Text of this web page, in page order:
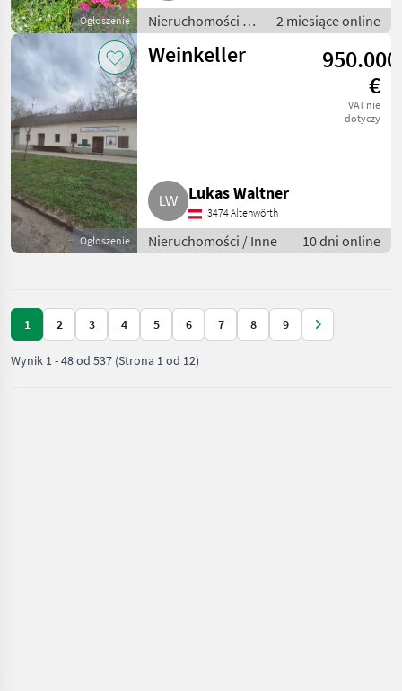
Ogłoszenie
Nieruchomości /
Gospodarstwa
2 miesiące online
Ogłoszenie
Weinkeller
950.000
€
VAT nie
dotyczy
Lukas Waltner
3474 Altenwörth
Nieruchomości / Inne 10 dni online
1 2 3 4 5 6 7 8 9
Wynik 1-48od 537 (Strona 1 od 12)